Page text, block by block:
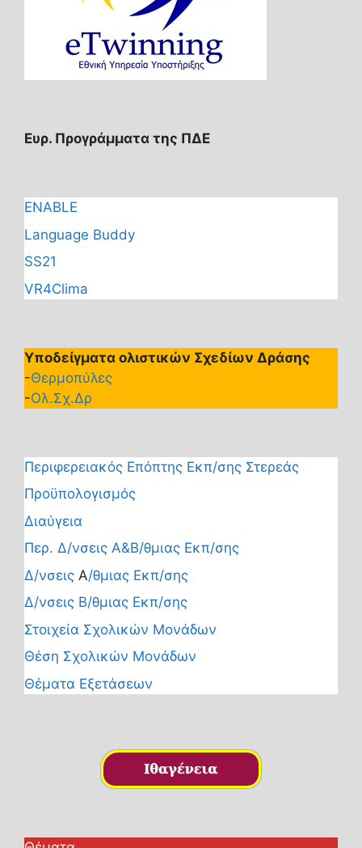
Ευρ. Προγράμματα της ΠΔΕ
ENABLE
Language Buddy
SS21
VR4Clima
Υποδείγματα ολιστικών Σχεδίων Δράσης
-Θερμοπύλες
-Ολ.Σχ.Δρ
Περιφερειακός Επόπτης Εκπ/σης Στερεάς
Προϋπολογισμός
Διαύγεια
Περ. Δ/νσεις Α&Β/θμιας Εκπ/σης
Δ/νσεις Α/θμιας Εκπ/σης
Δ/νσεις Β/θμιας Εκπ/σης
Στοιχεία Σχολικών Μονάδων
Θέση Σχολικών Μονάδων
Θέματα Εξετάσεων